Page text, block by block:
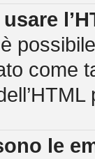
come
le